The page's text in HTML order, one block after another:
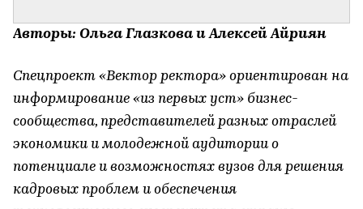
Авторы: Ольга Глазкова и Алексей Айриян
Спецпроект «Вектор ректора» ориентирован на
информирование «из первых уст» бизнес-
сообщества, представителей разных отраслей
экономики и молодежной аудитории о
потенциале и возможностях вузов для решения
кадровых проблем и обеспечения